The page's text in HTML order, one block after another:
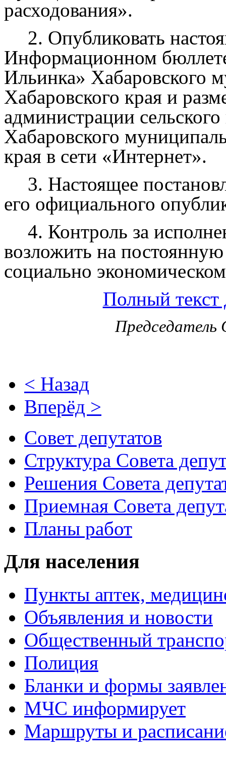
расходования».
2. Опубликовать
Информационном
Ильинка» Хабаровского
Хабаровского края и
администрации
Хабаровского
края в сети «Интернет».
3. Настоящее
его официального
4. Контроль за
возложить на
социально
Полный текст
Председатель
< Назад
Вперёд >
Совет депутатов
Структура Совета
Решения Совета
Приемная Совета
Планы работ
Для населения
Пункты аптек,
Объявления и новости
Общественный
Полиция
Бланки и формы
МЧС информирует
Маршруты и